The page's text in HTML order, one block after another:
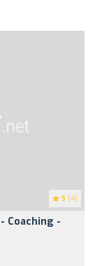
5 (4)
Coaching -